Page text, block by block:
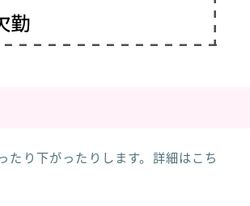
たり下がったりします。詳細はこち